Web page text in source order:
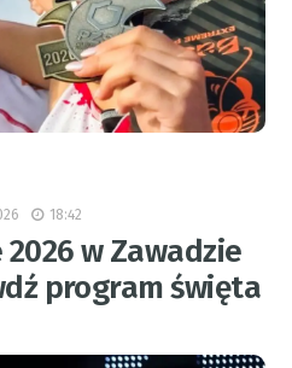
18:42
w Zawadzie
program święta